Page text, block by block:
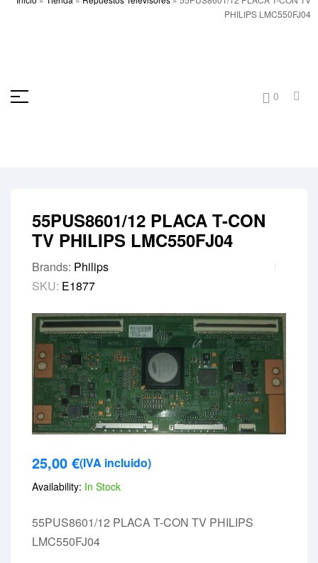
PHILIPS LMC550FJ04
0
55PUS8601/12 PLACA T-CON
TV PHILIPS LMC550FJ04
Brands: Philips
SKU: E1877
25,00 €(IVA incluido)
Availability: In Stock
55PUS8601/12 PLACA T-CON TV PHILIPS
LMC550FJ04